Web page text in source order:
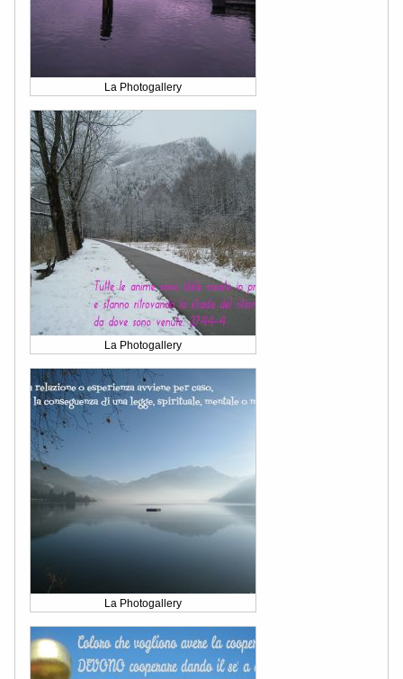
La Photogallery
La Photogallery
La Photogallery